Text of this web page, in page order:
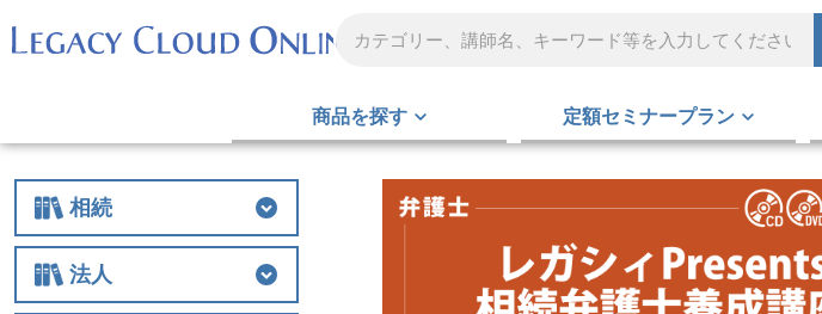
商品を探す 定額セミナープラン
相続
相続
相続税
贈与
財産評価
事業承継
不動産
生前対策
税務調査
その他
法人